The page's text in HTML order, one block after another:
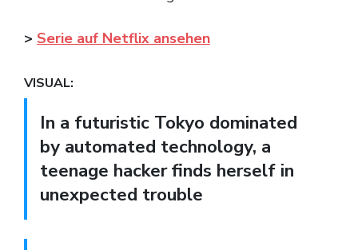
Serie auf Netflix ansehen
VISUAL:
In a futuristic Tokyo dominated
by automated technology, a
teenage hacker finds herself in
unexpected trouble